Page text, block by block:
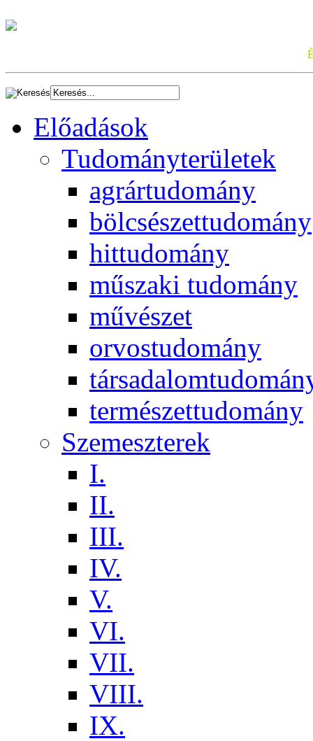
Előadások
Tudományterületek
agrártudomány
bölcsészettudomány
hittudomány
műszaki tudomány
művészet
orvostudomány
természettudomány
Szemeszterek
I.
II.
III.
IV.
V.
VI.
VII.
VIII.
IX.